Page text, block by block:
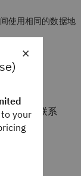
使用相同的数据地
伴建立联系
×
your